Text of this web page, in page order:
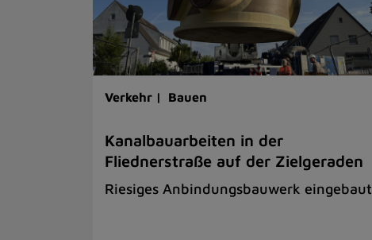
Verkehr | Bauen
Kanalbauarbeiten in der
Fliednerstraße auf der Zielgeraden
Riesiges Anbindungsbauwerk eingebaut